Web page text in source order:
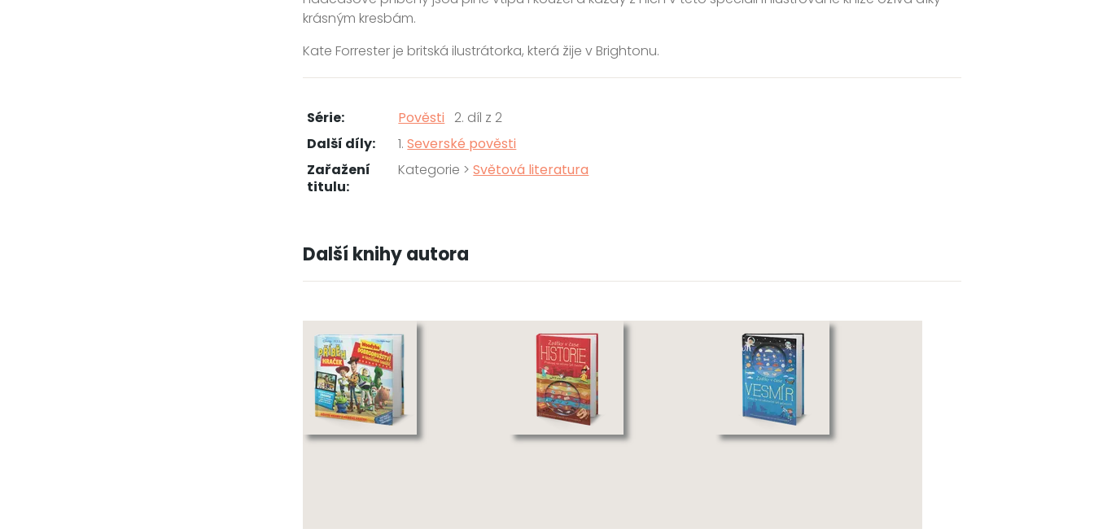
krásným kresbám.
Kate Forrester je britská ilustrátorka, která žije v Brightonu.
Série: Pověsti 2. díl z 2
Další díly:
1.Severské pověsti
Zařažení
titulu:
Kategorie >Světová literatura
Další knihy autora